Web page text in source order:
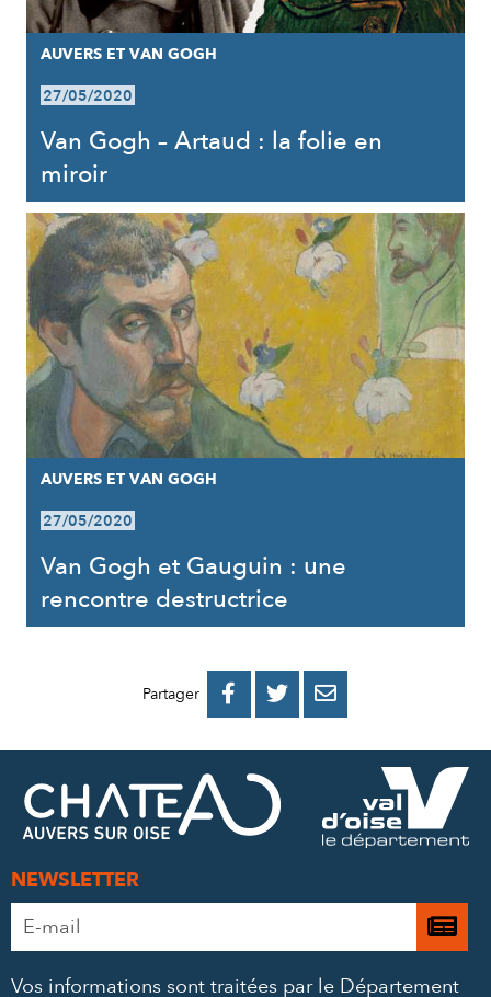
AUVERS ET VAN GOGH
27/05/2020
Van Gogh – Artaud : la folie en
miroir
AUVERS ET VAN GOGH
27/05/2020
Van Gogh et Gauguin : une
rencontre destructrice
Partager 
PARTAGER
FACEBOOK
PARTAGER
PARTAGER
MAIL
NEWSLETTER
Adresse
e-
Je
Vos informations sont traitées par le Département